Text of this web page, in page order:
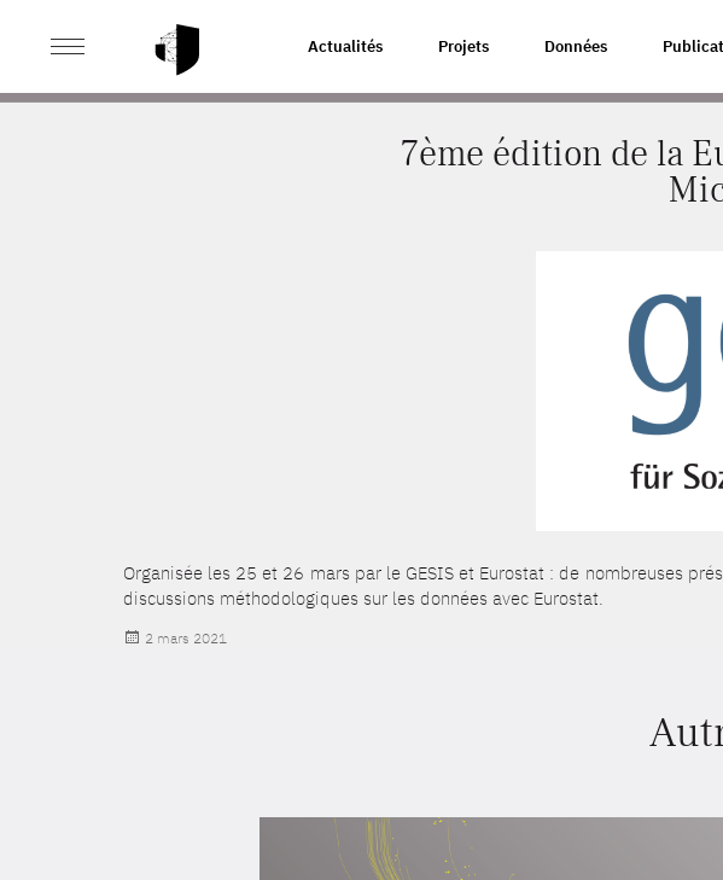
Actualités Projets Données
ACCUEIL ACTUALITÉS > 7ÈME ÉDITION DE LA EUROPEAN USER
7ème édition de la
Organisée les 25 et 26 mars par le GESIS et Eurostat : de nombreuses
discussions méthodologiques sur les données avec Eurostat.
Publié
2 mars 2021